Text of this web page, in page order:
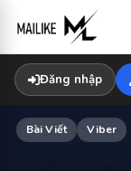
content
Đăng nhập
Bài Viết Viber